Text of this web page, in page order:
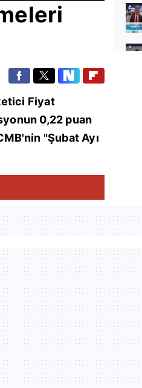
Fiyat
0,22 puan
"Şubat Ayı